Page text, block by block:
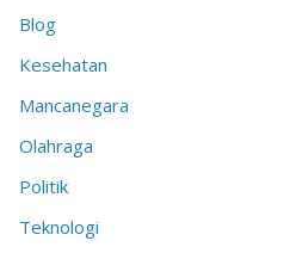
Blog
Kesehatan
Mancanegara
Olahraga
Politik
Teknologi